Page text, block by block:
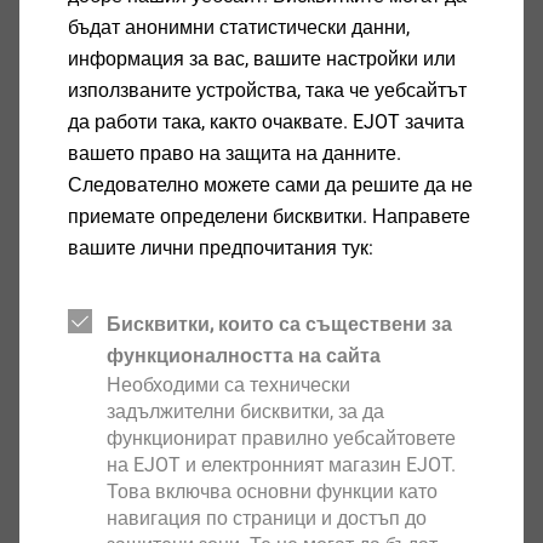
отдел Operations.
EJOT SE Management (from left)
Ralf Birkelbach CTO MUI
Markus Rathmann CSCO
бъдат анонимни статистически данни,
информация за вас, вашите настройки или
използваните устройства, така че уебсайтът
да работи така, както очаквате. EJOT зачита
вашето право на защита на данните.
Следователно можете сами да решите да не
приемате определени бисквитки. Направете
вашите лични предпочитания тук:
Бисквитки, които са съществени за
функционалността на сайта
Необходими са технически
задължителни бисквитки, за да
функционират правилно уебсайтовете
на EJOT и електронният магазин EJOT.
Това включва основни функции като
навигация по страници и достъп до